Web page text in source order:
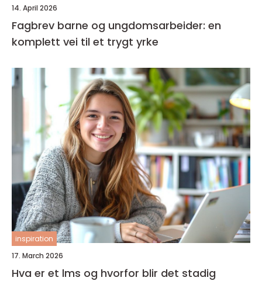
14. April 2026
Fagbrev barne og ungdomsarbeider: en
komplett vei til et trygt yrke
inspiration
17. March 2026
Hva er et lms og hvorfor blir det stadig